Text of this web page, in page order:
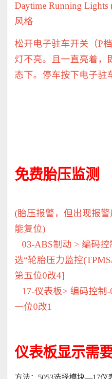
Daytime Running Lights
风格
松开电子驻车开关（P
灯不亮。且一直亮着，
态下。停车按下电子驻
免费胎压监测
(胎压报警，但出现报
能复位)
03-ABS制动 > 编码控
选“轮胎压力监控
第五位0改4]
17-仪表板> 编码控制 -
一位0改1
仪表板显示需